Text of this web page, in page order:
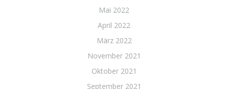
Mai 2022
April 2022
März 2022
November 2021
Oktober 2021
September 2021